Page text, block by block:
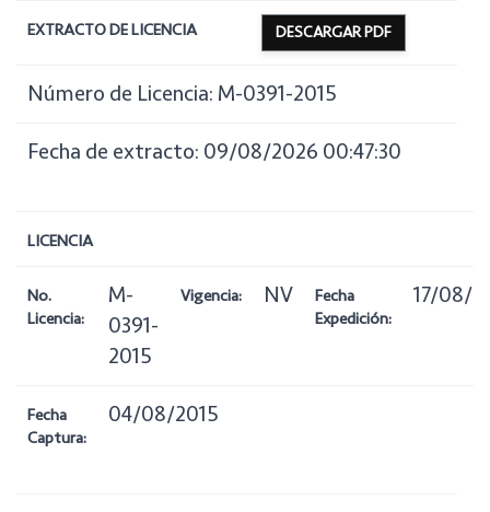
EXTRACTO DE LICENCIA DESCARGAR PDF
Número de Licencia: M-0391-2015
Fecha de extracto: 09/08/2026 00:47:30
LICENCIA
No.
Licencia:
M-
0391-
2015
Vigencia: NV
Fecha
Expedición:
17/08/
Fecha
Captura:
04/08/2015